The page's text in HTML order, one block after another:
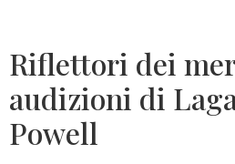
Riflettori dei
audizioni di
Powell